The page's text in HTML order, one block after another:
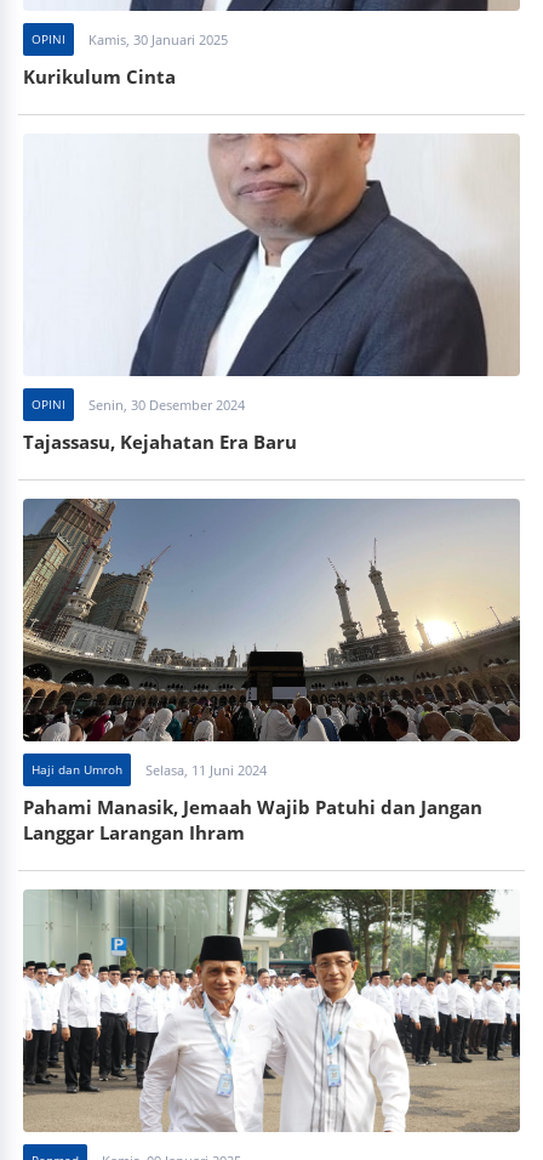
OPINI Kamis, 30 Januari 2025
Kurikulum Cinta
OPINI Senin, 30 Desember 2024
Tajassasu, Kejahatan Era Baru
Haji dan Umroh Selasa, 11 Juni 2024
Pahami Manasik, Jemaah Wajib Patuhi dan Jangan
Langgar Larangan Ihram